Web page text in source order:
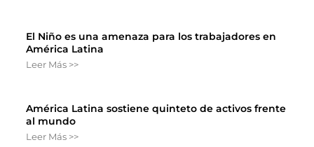
El Niño es una amenaza para los trabajadores en
América Latina
Leer Más >>
América Latina sostiene quinteto de activos frente
al mundo
Leer Más >>